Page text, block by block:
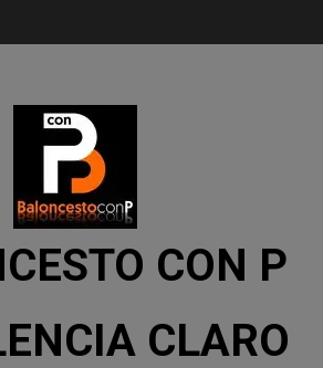
CON P
CLARO